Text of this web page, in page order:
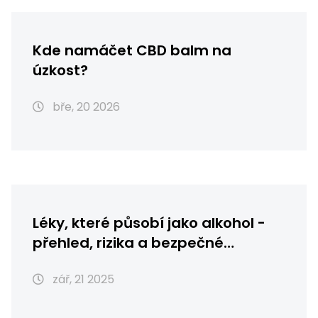
Kde namáčet CBD balm na
úzkost?
bře, 20 2026
Léky, které působí jako alkohol -
přehled, rizika a bezpečné
zář, 21 2025